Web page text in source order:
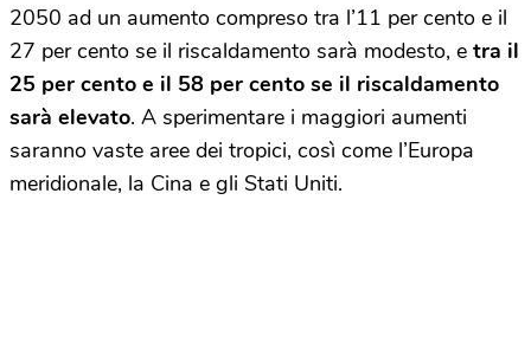
2050 ad un aumento compreso tra l’11 per cento e il
27 per cento se il riscaldamento sarà modesto, e tra il
25 per cento e il 58 per cento se il riscaldamento
sarà elevato. A sperimentare i maggiori aumenti
saranno vaste aree dei tropici, così come l’Europa
meridionale, la Cina e gli Stati Uniti.